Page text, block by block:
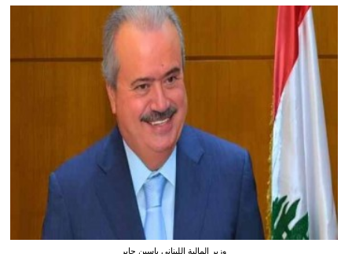
وزير المالية اللبناني ياسين جابر